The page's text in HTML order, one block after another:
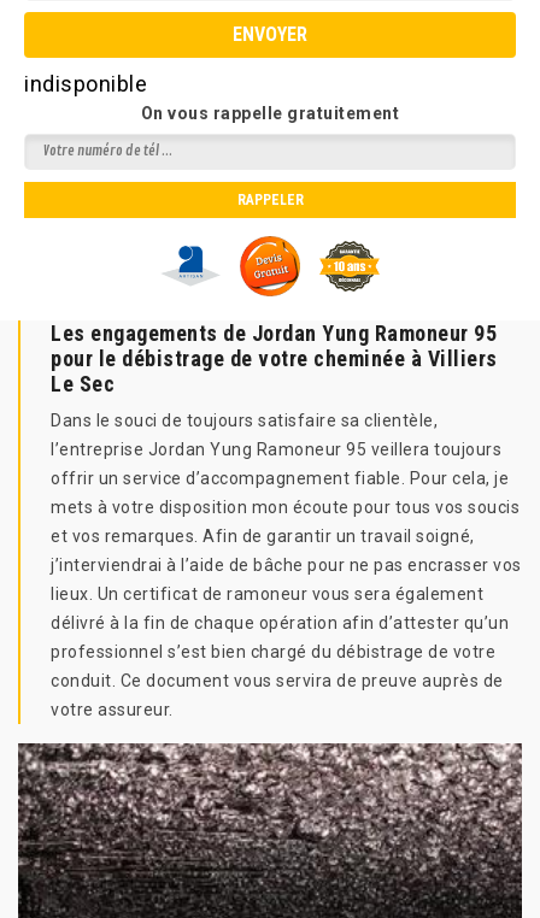
indisponible
On vous rappelle gratuitement
Les engagements de Jordan Yung Ramoneur 95
pour le débistrage de votre cheminée à Villiers
Le Sec
Dans le souci de toujours satisfaire sa clientèle,
l’entreprise Jordan Yung Ramoneur 95 veillera toujours
offrir un service d’accompagnement fiable. Pour cela, je
mets à votre disposition mon écoute pour tous vos soucis
et vos remarques. Afin de garantir un travail soigné,
j’interviendrai à l’aide de bâche pour ne pas encrasser vos
lieux. Un certificat de ramoneur vous sera également
délivré à la fin de chaque opération afin d’attester qu’un
professionnel s’est bien chargé du débistrage de votre
conduit. Ce document vous servira de preuve auprès de
votre assureur.